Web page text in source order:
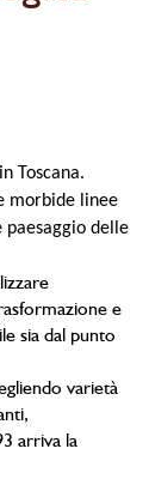
Toscana.
morbide linee
paesaggio delle
e
sia dal punto
varietà
arriva la